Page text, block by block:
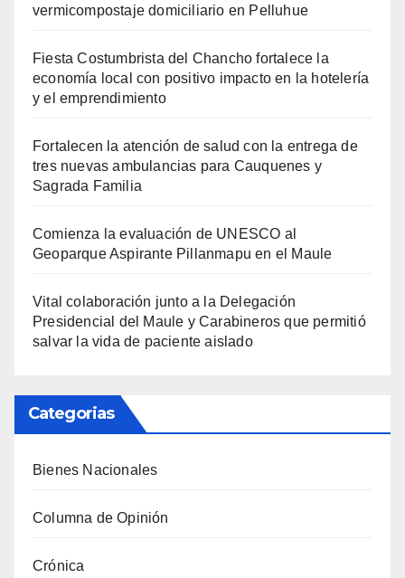
vermicompostaje domiciliario en Pelluhue
Fiesta Costumbrista del Chancho fortalece la
economía local con positivo impacto en la hotelería
y el emprendimiento
Fortalecen la atención de salud con la entrega de
tres nuevas ambulancias para Cauquenes y
Sagrada Familia
Comienza la evaluación de UNESCO al
Geoparque Aspirante Pillanmapu en el Maule
Vital colaboración junto a la Delegación
Presidencial del Maule y Carabineros que permitió
salvar la vida de paciente aislado
Categorias
Bienes Nacionales
Columna de Opinión
Crónica